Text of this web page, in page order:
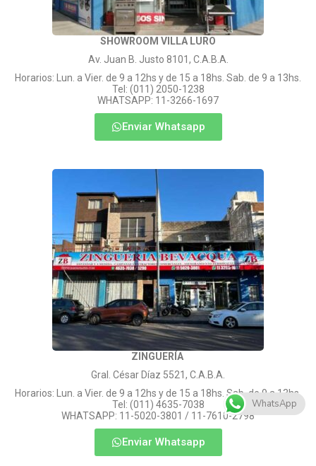
SHOWROOM VILLA LURO
Av. Juan B. Justo 8101, C.A.B.A.
Horarios: Lun. a Vier. de 9 a 12hs y de 15 a 18hs. Sab. de 9 a 13hs.
Tel: (011) 2050-1238
WHATSAPP: 11-3266-1697
Enviar Whatsapp
ZINGUERÍA
Gral. César Díaz 5521, C.A.B.A.
Horarios: Lun. a Vier. de 9 a 12hs y de 15 a 18hs. Sab. de 9 a 13hs.
Tel: (011) 4635-7038
WHATSAPP: 11-5020-3801 / 11-7610-2798
Enviar Whatsapp
WhatsApp